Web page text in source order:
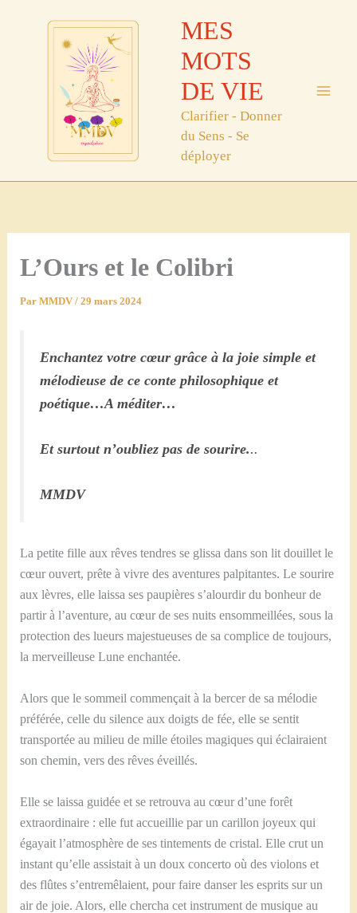
MES
MOTS
DE VIE
Clarifier - Donner
du Sens - Se
déployer
L’Ours et le Colibri
Par MMDV / 29 mars 2024
Enchantez votre cœur grâce à la joie simple et
mélodieuse de ce conte philosophique et
poétique…A méditer…
Et surtout n’oubliez pas de sourire...
MMDV
La petite fille aux rêves tendres se glissa dans son lit douillet le
cœur ouvert, prête à vivre des aventures palpitantes. Le sourire
aux lèvres, elle laissa ses paupières s’alourdir du bonheur de
partir à l’aventure, au cœur de ses nuits ensommeillées, sous la
protection des lueurs majestueuses de sa complice de toujours,
la merveilleuse Lune enchantée.
Alors que le sommeil commençait à la bercer de sa mélodie
préférée, celle du silence aux doigts de fée, elle se sentit
transportée au milieu de mille étoiles magiques qui éclairaient
son chemin, vers des rêves éveillés.
Elle se laissa guidée et se retrouva au cœur d’une forêt
extraordinaire : elle fut accueillie par un carillon joyeux qui
égayait l’atmosphère de ses tintements de cristal. Elle crut un
instant qu’elle assistait à un doux concerto où des violons et
des flûtes s’entremêlaient, pour faire danser les esprits sur un
air de joie. Alors, elle chercha cet instrument de musique au